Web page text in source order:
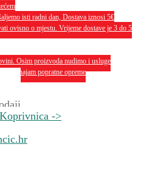
isti radni dan, Dostava iznosi 5€
ovisno o mjestu. Vrijeme dostave je 3 do 5
Osim proizvoda nudimo i usluge
te najam popratne opreme
->